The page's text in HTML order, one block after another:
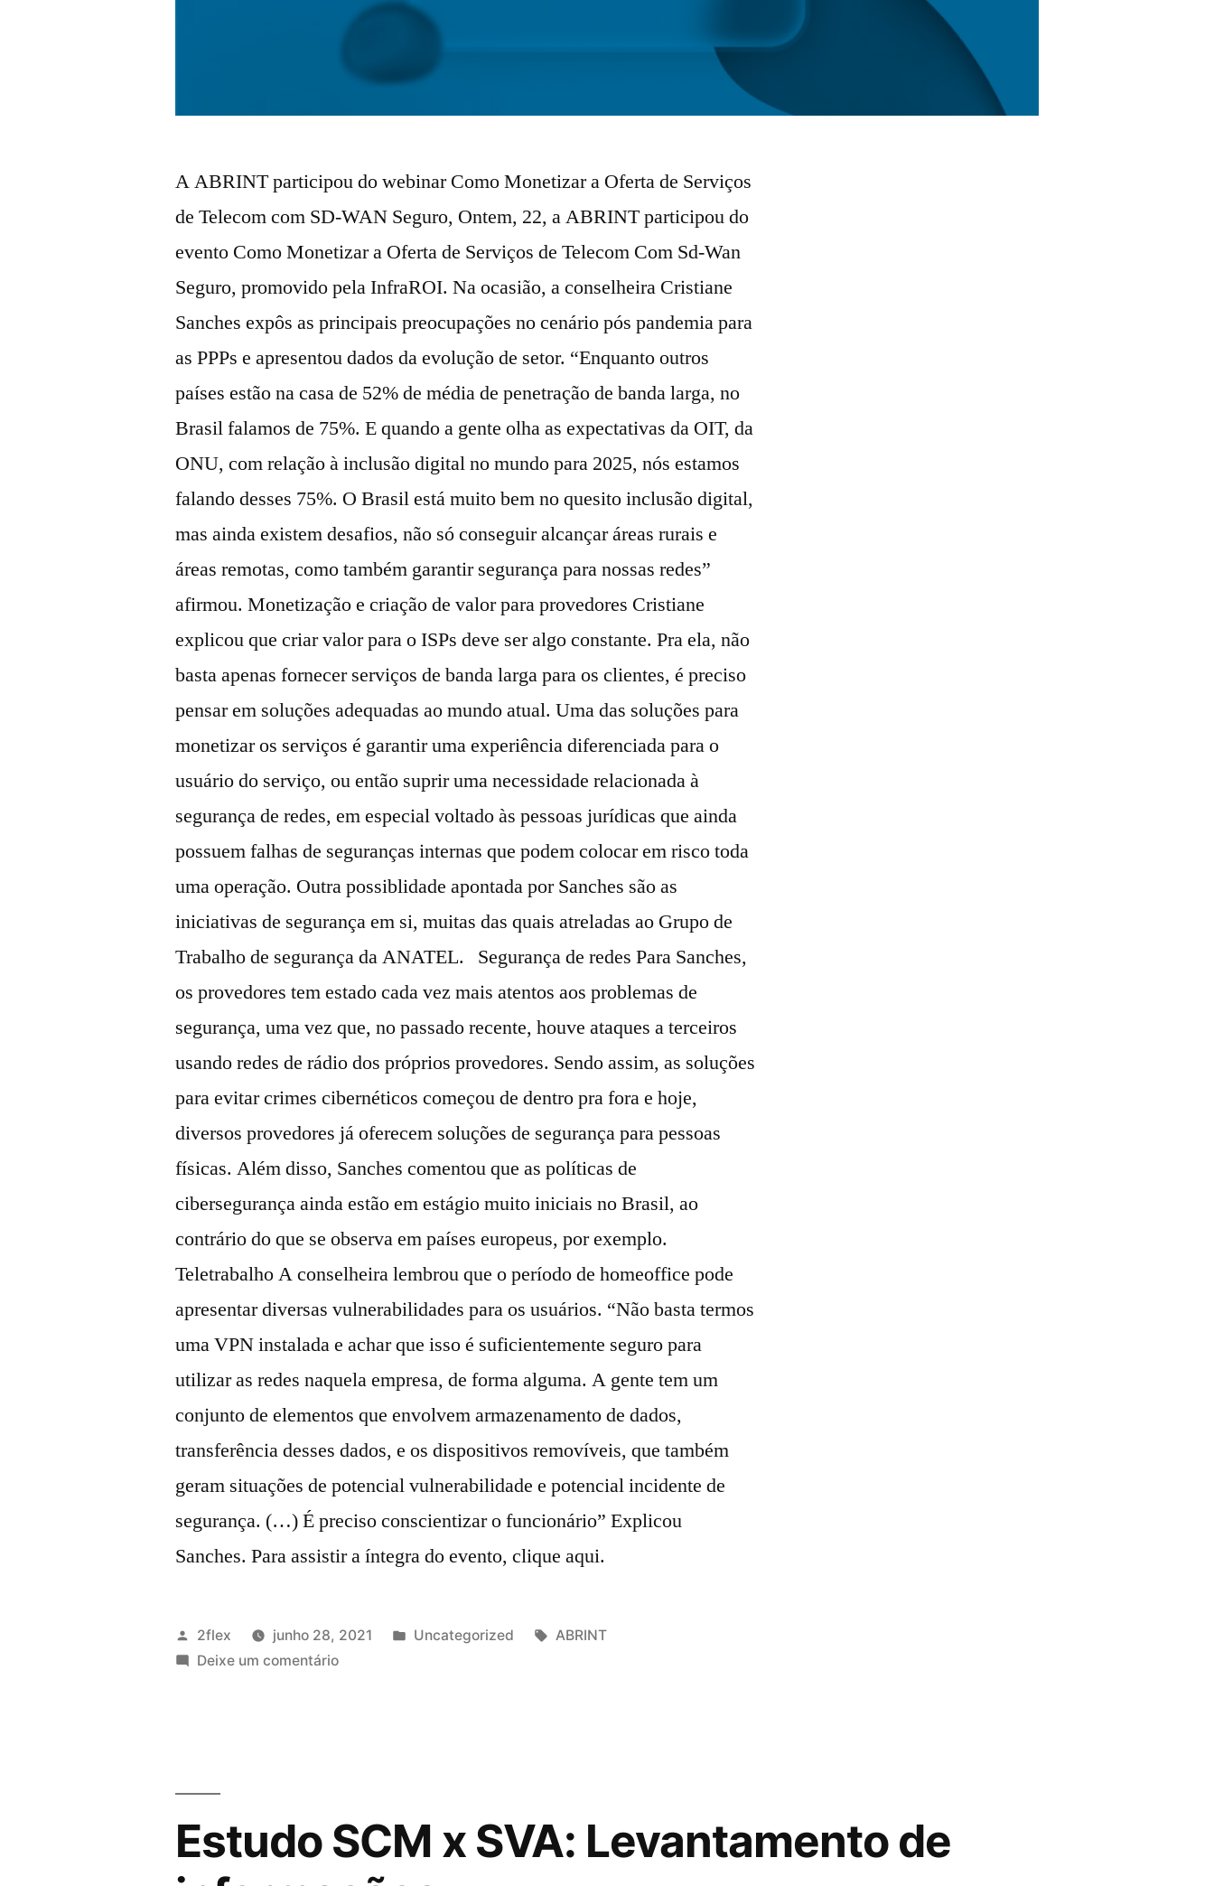
A ABRINT participou do webinar Como Monetizar a Oferta de Serviços
de Telecom com SD-WAN Seguro, Ontem, 22, a ABRINT participou do
evento Como Monetizar a Oferta de Serviços de Telecom Com Sd-Wan
Seguro, promovido pela InfraROI. Na ocasião, a conselheira Cristiane
Sanches expôs as principais preocupações no cenário pós pandemia para
as PPPs e apresentou dados da evolução de setor. “Enquanto outros
países estão na casa de 52% de média de penetração de banda larga, no
Brasil falamos de 75%. E quando a gente olha as expectativas da OIT, da
ONU, com relação à inclusão digital no mundo para 2025, nós estamos
falando desses 75%. O Brasil está muito bem no quesito inclusão digital,
mas ainda existem desafios, não só conseguir alcançar áreas rurais e
áreas remotas, como também garantir segurança para nossas redes”
afirmou. Monetização e criação de valor para provedores Cristiane
explicou que criar valor para o ISPs deve ser algo constante. Pra ela, não
basta apenas fornecer serviços de banda larga para os clientes, é preciso
pensar em soluções adequadas ao mundo atual. Uma das soluções para
monetizar os serviços é garantir uma experiência diferenciada para o
usuário do serviço, ou então suprir uma necessidade relacionada à
segurança de redes, em especial voltado às pessoas jurídicas que ainda
possuem falhas de seguranças internas que podem colocar em risco toda
uma operação. Outra possiblidade apontada por Sanches são as
iniciativas de segurança em si, muitas das quais atreladas ao Grupo de
Trabalho de segurança da ANATEL. Segurança de redes Para Sanches,
os provedores tem estado cada vez mais atentos aos problemas de
segurança, uma vez que, no passado recente, houve ataques a terceiros
usando redes de rádio dos próprios provedores. Sendo assim, as soluções
para evitar crimes cibernéticos começou de dentro pra fora e hoje,
diversos provedores já oferecem soluções de segurança para pessoas
físicas. Além disso, Sanches comentou que as políticas de
cibersegurança ainda estão em estágio muito iniciais no Brasil, ao
contrário do que se observa em países europeus, por exemplo.
Teletrabalho A conselheira lembrou que o período de homeoffice pode
apresentar diversas vulnerabilidades para os usuários. “Não basta termos
uma VPN instalada e achar que isso é suficientemente seguro para
utilizar as redes naquela empresa, de forma alguma. A gente tem um
conjunto de elementos que envolvem armazenamento de dados,
transferência desses dados, e os dispositivos removíveis, que também
geram situações de potencial vulnerabilidade e potencial incidente de
segurança. (…) É preciso conscientizar o funcionário” Explicou
Sanches. Para assistir a íntegra do evento, clique aqui.
2flex junho 28, 2021 Uncategorized
ABRINT
Deixe um comentário
Estudo SCM x SVA: Levantamento de